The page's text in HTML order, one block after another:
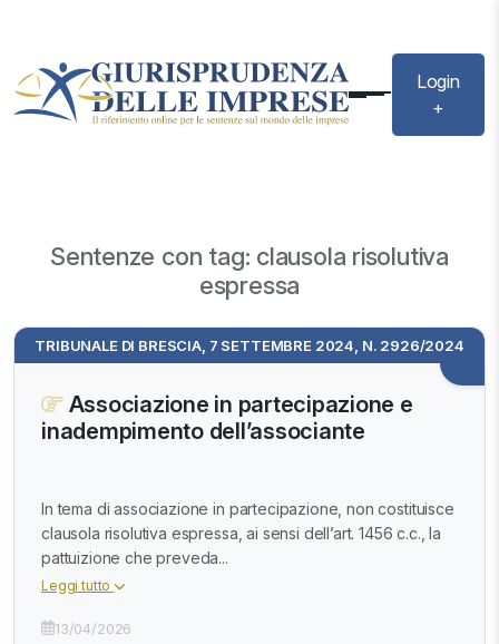
Login
+
Sentenze con tag: clausola risolutiva
espressa
TRIBUNALE DI BRESCIA, 7 SETTEMBRE 2024, N. 2926/2024
Associazione in partecipazione e
inadempimento dell’associante
In tema di associazione in partecipazione, non costituisce
clausola risolutiva espressa, ai sensi dell’art. 1456 c.c., la
pattuizione che preveda...
Leggi tutto
13/04/2026